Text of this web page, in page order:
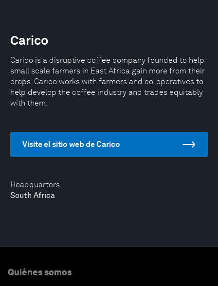
Headquarters
South Africa
Carico
Carico is a disruptive coffee company founded to help
small scale farmers in East Africa gain more from their
crops. Carico works with farmers and co-operatives to
help develop the coffee industry and trades equitably
with them.
Visite el sitio web de Carico
Quiénes somos